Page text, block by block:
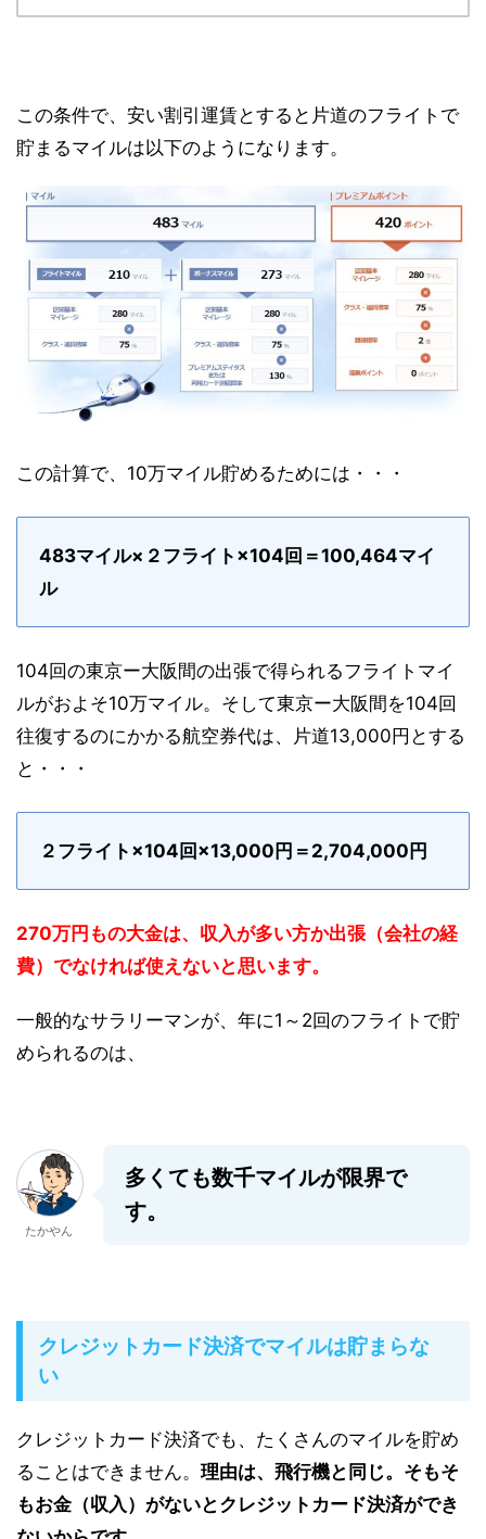
この条件で、安い割引運賃とすると片道のフライトで
貯まるマイルは以下のようになります。
この計算で、10万マイル貯めるためには・・・
483マイル×２フライト×104回＝100,464マイ
ル
104回の東京ー大阪間の出張で得られるフライトマイ
ルがおよそ10万マイル。そして東京ー大阪間を104回
往復するのにかかる航空券代は、片道13,000円とする
と・・・
２フライト×104回×13,000円＝2,704,000円
270万円もの大金は、収入が多い方か出張（会社の経
費）でなければ使えないと思います。
一般的なサラリーマンが、年に1～2回のフライトで貯
められるのは、
たかやん
多くても数千マイルが限界で
す。
クレジットカード決済でマイルは貯まらな
い
クレジットカード決済でも、たくさんのマイルを貯め
ることはできません。 理由は、飛行機と同じ。 そもそ
もお金（収入）がないとクレジットカード決済ができ